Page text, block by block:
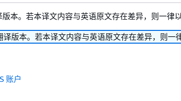
本。若本译文内容与英语原文存在差异，则一律
版本。若本译文内容与英语原文存在差异，则一
账户